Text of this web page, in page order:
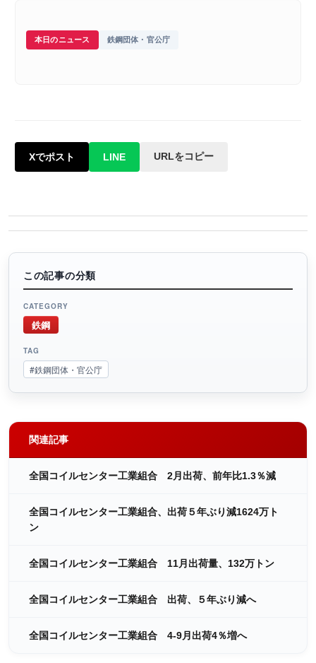
本日のニュース 鉄鋼団体・官公庁
Xでポスト LINE URLをコピー
この記事の分類
CATEGORY
鉄鋼
TAG
#鉄鋼団体・官公庁
関連記事
全国コイルセンター工業組合 2月出荷、前年比1.3％減
全国コイルセンター工業組合、出荷５年ぶり減1624万ト
ン
全国コイルセンター工業組合 11月出荷量、132万トン
全国コイルセンター工業組合 出荷、５年ぶり減へ
全国コイルセンター工業組合 4-9月出荷4％増へ